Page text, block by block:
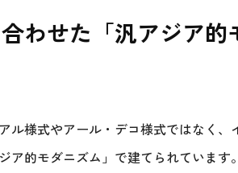
わせた「汎アジア的
ル様式やアール・デコ様式ではなく、
ア的モダニズム」で建てられています